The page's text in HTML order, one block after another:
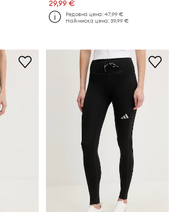
29,99 €
Редовна цена:47,99 €
Най-ниска цена:39,99 €